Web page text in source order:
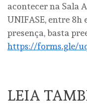
acontecer na Sala
UNIFASE, entre 8h
presença, basta
https://forms.gle/
LEIA